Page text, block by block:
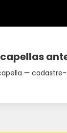
— cadastre-